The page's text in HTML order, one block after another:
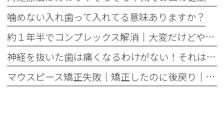
噛めない入れ歯って入れてる意味ありますか？
約１年半でコンプレックス解消｜大変だけどやって良かった歯の矯正治療
神経を抜いた歯は痛くなるわけがない！それは嘘です
マウスピース矯正失敗｜矯正したのに後戻り｜最近よく聞くけどそれってなんで？